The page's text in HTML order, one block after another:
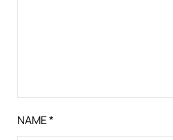
NAME*